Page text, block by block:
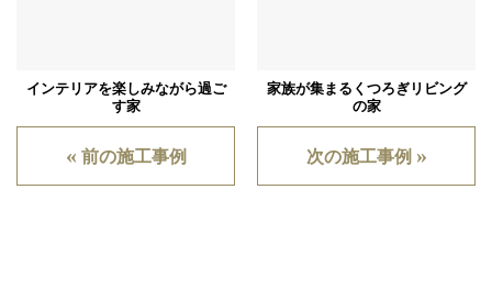
インテリアを楽しみながら過ご
す家
« 前の施工事例
家族が集まるくつろぎリビング
の家
次の施工事例 »